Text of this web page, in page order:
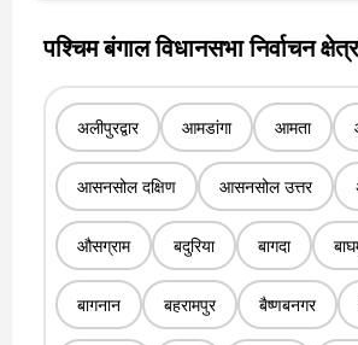
पश्चिम बंगाल विधानसभा निर्वाचन क्षेत्र
अलीपुरद्वार आमडांगा आमता
आसनसोल दक्षिण आसनसोल उत्तर
औसग्राम बदुरिया बागदा
बागनान बहरामपुर बैष्णबनगर